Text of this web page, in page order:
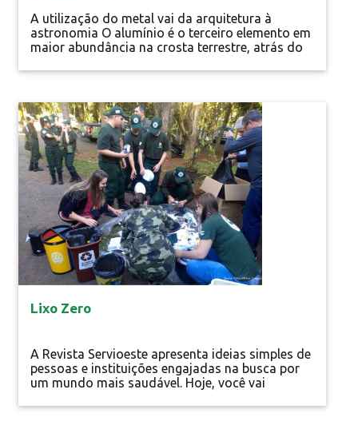
A utilização do metal vai da arquitetura à
astronomia O alumínio é o terceiro elemento em
maior abundância na crosta terrestre, atrás do
versáteis como leveza, condutividade elétrica,
aplicações, o que explica o rápido crescimento
da indústria do...
Notícias
Educação Ambiental
Lixo Zero
A Revista Servioeste apresenta ideias simples de
pessoas e instituições engajadas na busca por
um mundo mais saudável. Hoje, você vai
Militar Ambiental de Chapecó/SC. Lixo Zero